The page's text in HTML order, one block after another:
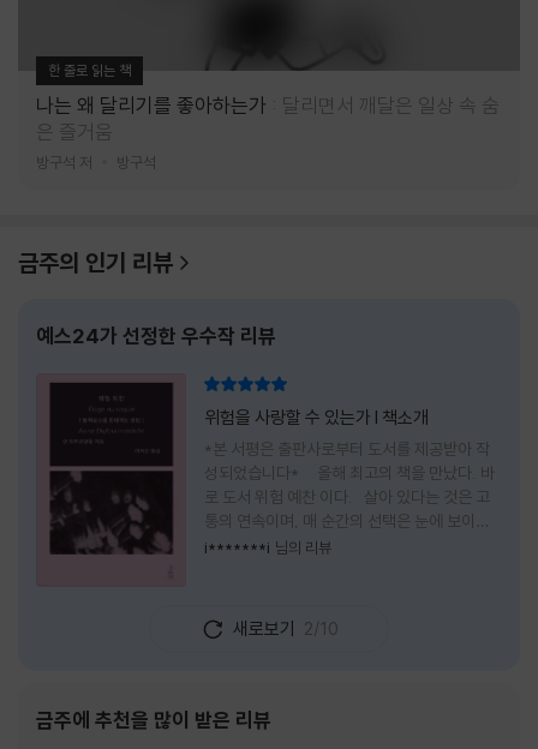
한 줄로 읽는 책
나는 왜 달리기를 좋아하는가
달리면서 깨달은 일상 속 숨
은 즐거움
방구석 저 방구석
금주의 인기 리뷰
예스24가 선정한 우수작 리뷰
위험을 사랑할 수 있는가 l 책소개
*본 서평은 출판사로부터 도서를 제공받아 작
성되었습니다* 올해 최고의 책을 만났다. 바
로 도서 위험 예찬 이다. 살아 있다는 것은 고
통의 연속이며, 매 순간의 선택은 눈에 보이지
않는 위험을 감수해야 한다는 것을 의미한다.
도전하고 미지의 세계로 발을 내딛기란 결코 쉬
운 일이 아니다. 그러나 이 책을 읽다 보면 그 마
내가 진실로 원했던 방향을 향해 움직이고 있을
지도 모른다. 위험은 두려움의 대상이 아니라,
i*******i 님의 리뷰
새로보기 2/10
금주에 추천을 많이 받은 리뷰